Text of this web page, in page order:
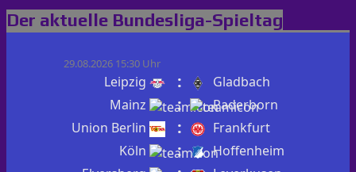
Der aktuelle Bundesliga-Spieltag
29.08.2026 15:30 Uhr
Leipzig :
Gladbach
Mainz
:
Paderborn
Union Berlin
:
Frankfurt
Köln
:
Hoffenheim